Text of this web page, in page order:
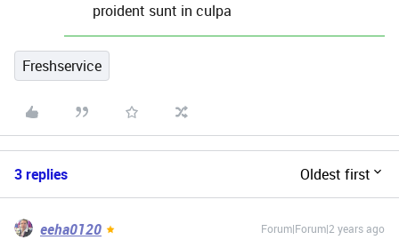
proident sunt in culpa
Freshservice
3 replies Oldest first
eeha0120 Forum|Forum|2 years ago